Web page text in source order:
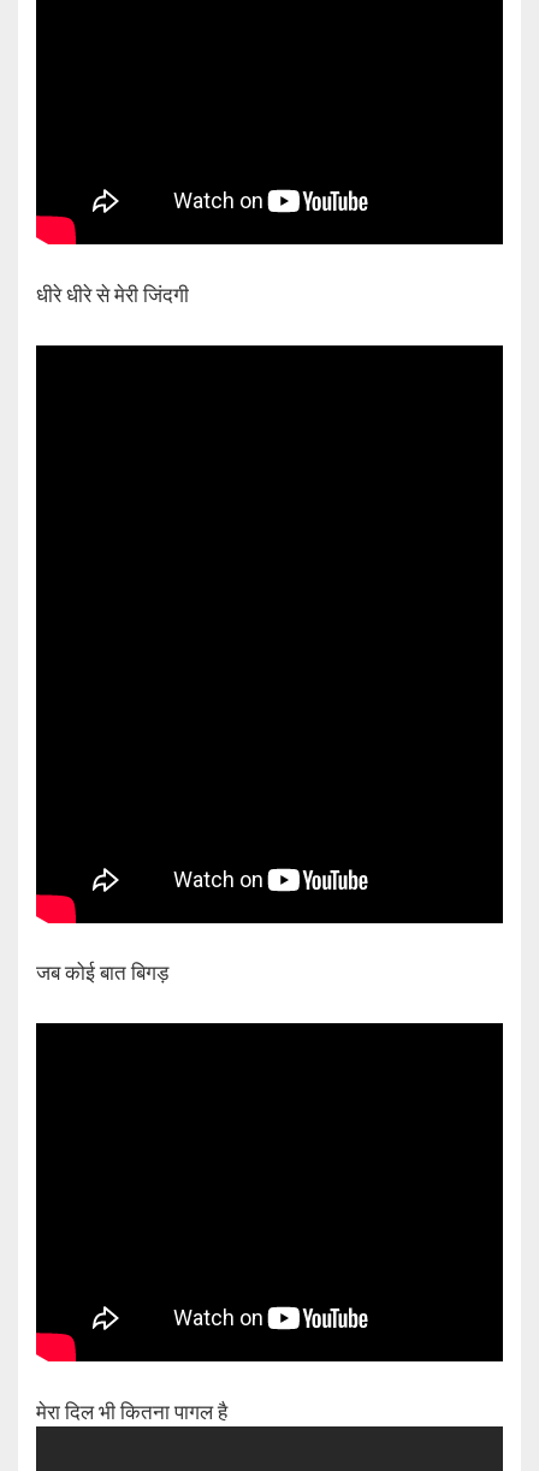
धीरे धीरे से मेरी जिंदगी
जब कोई बात बिगड़
मेरा दिल भी कितना पागल है